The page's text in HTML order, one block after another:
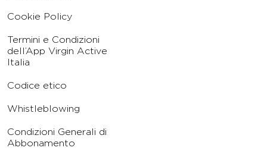
Cookie Policy
Termini e Condizioni
dell’App Virgin Active
Italia
Codice etico
Whistleblowing
Condizioni Generali di
Abbonamento